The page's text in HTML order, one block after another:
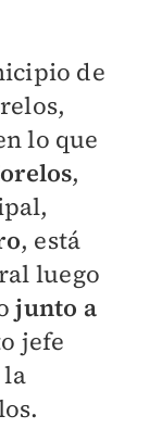
de
lo que
,
, está
luego
junto a
jefe
la